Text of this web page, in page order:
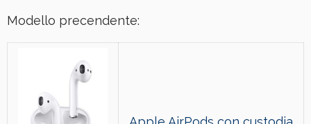
Modello precendente: